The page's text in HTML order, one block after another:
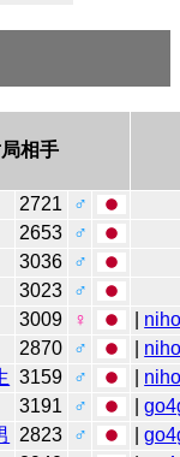
相手
2721
♂
2653
♂
3036
♂
3023
♂
3009 ♀
2870 ♂
3159 ♂
3191 ♂ |
2823 ♂ |